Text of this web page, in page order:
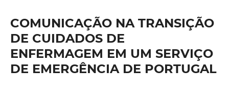
COMUNICAÇÃO NA TRANSIÇÃO
DE CUIDADOS DE
ENFERMAGEM EM UM SERVIÇO
DE EMERGÊNCIA DE PORTUGAL